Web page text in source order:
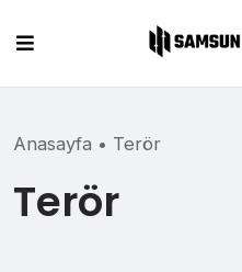
content
Anasayfa • Terör
Terör